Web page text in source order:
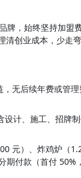
牌，始终坚持加盟
创业成本，少走弯
无后续年费或管
计、施工、招牌
元）、炸鸡炉（
期付款（首付 50%